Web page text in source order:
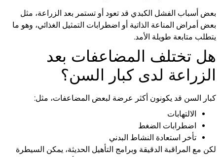
بعض أسباب الفشل الكبدي قد تعود أو تستمر بعد الزراعة، مثل
بعض أمراض المناعة الذاتية أو اضطرابات التمثيل الغذائي، وهو ما
يتطلب متابعة طويلة الأمد.
هل تختلف المضاعفات بعد
الزراعة لدى كبار السن؟
كبار السن قد يكونون أكثر عرضة لبعض المضاعفات، مثل:
الالتهابات
اضطرابات الضغط
تأخر استعادة النشاط البدني
لكن مع المراقبة الدقيقة وبرامج التأهيل الحديثة، يمكن السيطرة